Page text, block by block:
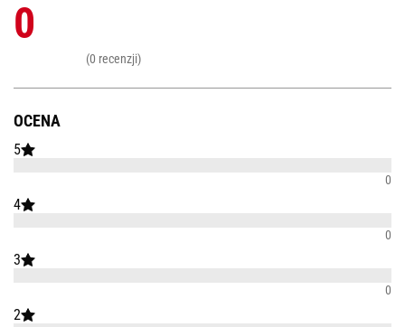
OCENA
5
0
4
0
3
0
2
0
(0 recenzji)